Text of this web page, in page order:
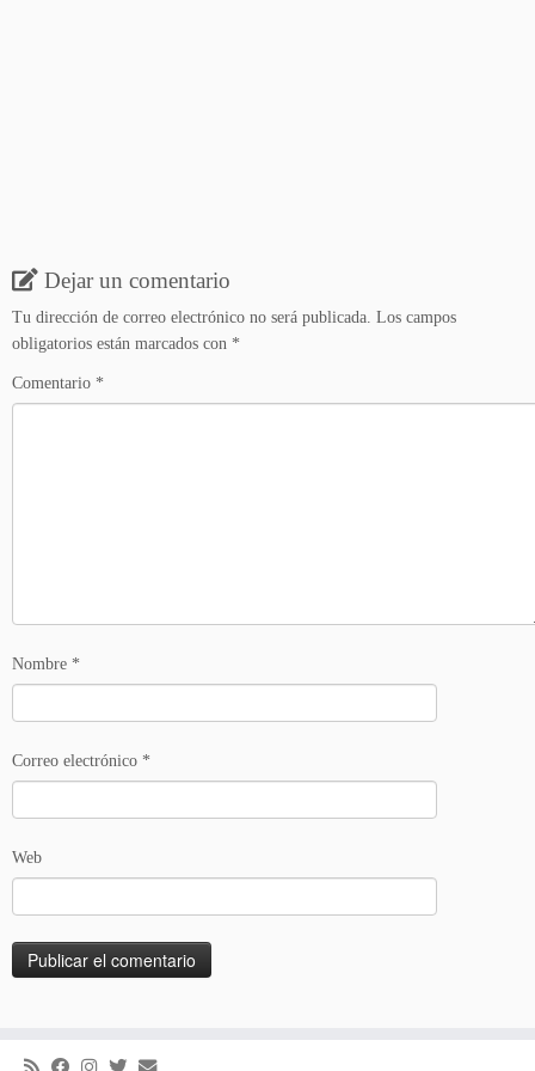
Dejar un comentario
Tu dirección de correo electrónico no será publicada. Los campos
obligatorios están marcados con *
Comentario *
Nombre *
Correo electrónico *
Web